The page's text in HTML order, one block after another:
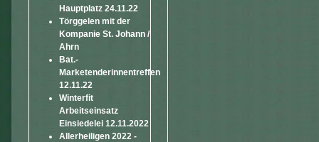
Hauptplatz 24.11.22
Törggelen mit der
Kompanie St. Johann /
Ahrn
Bat.-
Marketenderinnentreffen
12.11.22
Winterfit
Arbeitseinsatz
Einsiedelei 12.11.2022
Allerheiligen 2022 -